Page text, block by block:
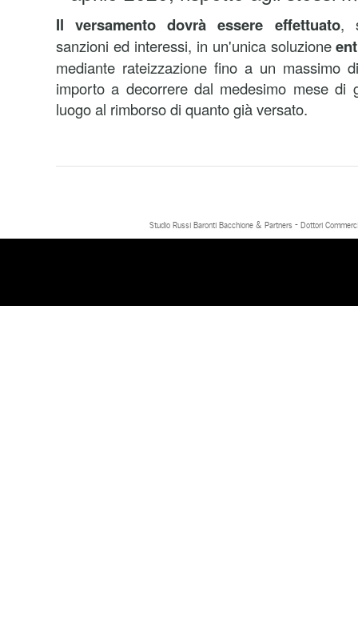
Il versamento dovrà essere effettuato,
sanzioni ed interessi, in un'unica soluzione
mediante rateizzazione fino a un massimo
importo a decorrere dal medesimo mese di
luogo al rimborso di quanto già versato.
Studio Russi Baronti Bacchione & Partners - Dottori